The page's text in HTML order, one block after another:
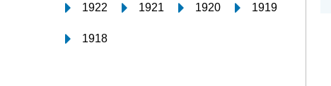
1922 1921 1920 1919
1918